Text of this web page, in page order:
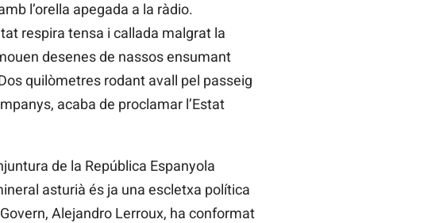
l’orella apegada a la ràdio.
respira tensa i callada malgrat la
desenes de nassos ensumant
quilòmetres rodant avall pel passeig
acaba de proclamar l’Estat
de la República Espanyola
asturià és ja una escletxa política
Alejandro Lerroux, ha conformat